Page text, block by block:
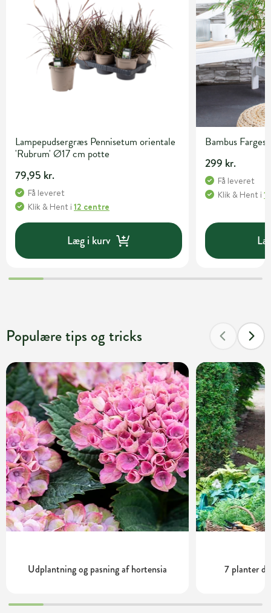
Lampepudsergræs Pennisetum orientale
'Rubrum' Ø17 cm potte
79,95 kr.
Få leveret
Klik & Hent i 12 centre
Læg i kurv
Bambus
299 kr.
Få leveret
Klik & Hent i
Populære tips og tricks
Udplantning og pasning af hortensia 7 planter